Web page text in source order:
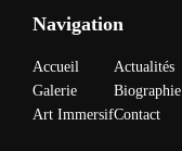
Navigation
Accueil
Galerie
Art Immersif
Actualités
Biographie
Contact